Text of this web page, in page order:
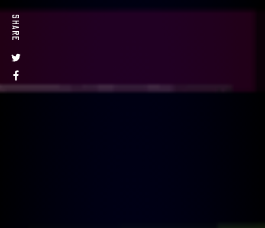
SHARE